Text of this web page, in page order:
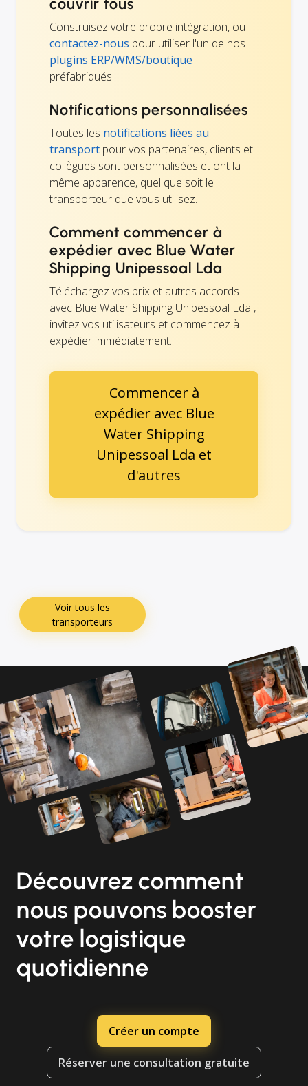
Construisez votre propre intégration, ou
contactez-nous pour utiliser l'un de nos
plugins ERP/WMS/boutique
préfabriqués.
Notifications personnalisées
Toutes les notifications liées au
transport pour vos partenaires, clients et
collègues sont personnalisées et ont la
même apparence, quel que soit le
transporteur que vous utilisez.
Comment commencer à
expédier avec Blue Water
Shipping Unipessoal Lda
Téléchargez vos prix et autres accords
avec Blue Water Shipping Unipessoal Lda ,
invitez vos utilisateurs et commencez à
expédier immédiatement.
Commencer à
expédier avec Blue
Water Shipping
Unipessoal Lda et
d'autres
Voir tous les
transporteurs
Découvrez comment
nous pouvons booster
votre logistique
quotidienne
Créer un compte
Réserver une consultation gratuite